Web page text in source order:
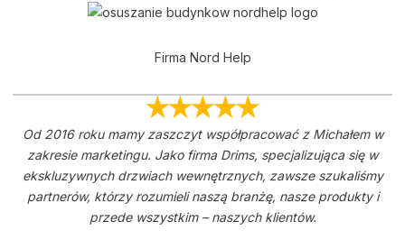
Firma Nord Help
Od 2016 roku mamy zaszczyt współpracować z Michałem w
zakresie marketingu. Jako firma Drims, specjalizująca się w
ekskluzywnych drzwiach wewnętrznych, zawsze szukaliśmy
partnerów, którzy rozumieli naszą branżę, nasze produkty i
przede wszystkim – naszych klientów.